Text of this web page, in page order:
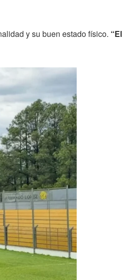
y su buen estado físico. “El